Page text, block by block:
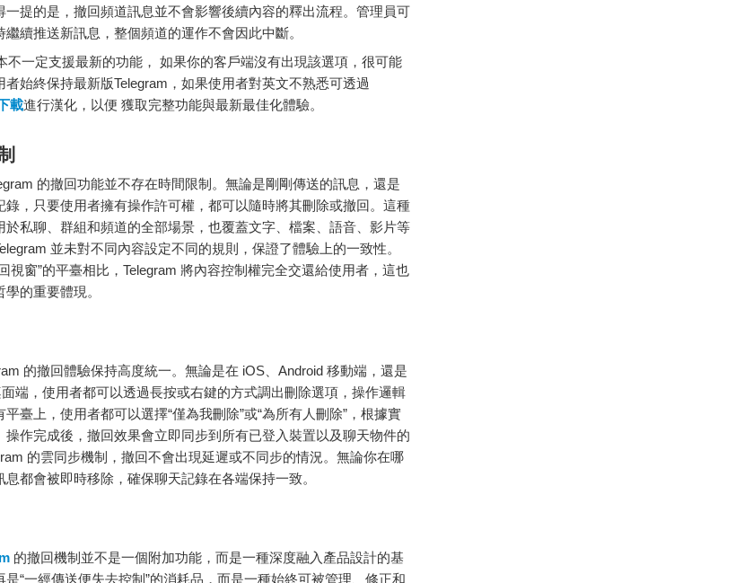
一提的是，撤回頻道訊息並不會影響後續內容的釋出流程。管理員可
續推送新訊息，整個頻道的運作不會因此中斷。
定支援最新的功能， 如果你的客戶端沒有出現該選項，很可能
者始終保持最新版Telegram，如果使用者對英文不熟悉可透過
載進行漢化，以便 獲取完整功能與最新最佳化體驗。
的撤回功能並不存在時間限制。無論是剛剛傳送的訊息，還是
錄，只要使用者擁有操作許可權，都可以隨時將其刪除或撤回。這種
於私聊、群組和頻道的全部場景，也覆蓋文字、檔案、語音、影片等
並未對不同內容設定不同的規則，保證了體驗上的一致性。
視窗”的平臺相比，Telegram 將內容控制權完全交還給使用者，這也
的重要體現。
的撤回體驗保持高度統一。無論是在 iOS、Android 移動端，還是
端，使用者都可以透過長按或右鍵的方式調出刪除選項，操作邏輯
臺上，使用者都可以選擇“僅為我刪除”或“為所有人刪除”，根據實
操作完成後，撤回效果會立即同步到所有已登入裝置以及聊天物件的
的雲同步機制，撤回不會出現延遲或不同步的情況。無論你在哪
都會被即時移除，確保聊天記錄在各端保持一致。
的撤回機制並不是一個附加功能，而是一種深度融入產品設計的基
“一經傳送便失去控制”的消耗品，而是一種始終可被管理、修正和